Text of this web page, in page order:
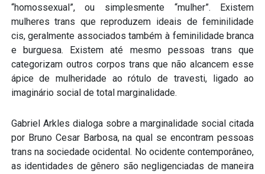
“homossexual”, ou simplesmente “mulher”. Existem
mulheres trans que reproduzem ideais de feminilidade
cis, geralmente associados também à feminilidade branca
e burguesa. Existem até mesmo pessoas trans que
categorizam outros corpos trans que não alcancem esse
ápice de mulheridade ao rótulo de travesti, ligado ao
imaginário social de total marginalidade.
Gabriel Arkles dialoga sobre a marginalidade social citada
por Bruno Cesar Barbosa, na qual se encontram pessoas
trans na sociedade ocidental. No ocidente contemporâneo,
as identidades de gênero são negligenciadas de maneira